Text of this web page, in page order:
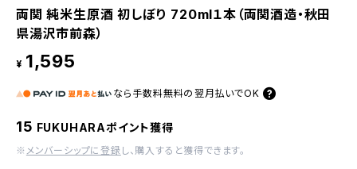
両関 純米生原酒 初しぼり 720ml１本（両関酒造・秋田
県湯沢市前森）
¥ 1,595
なら 手数料無料の 翌月払いでOK
15 FUKUHARAポイント獲得
※ メンバーシップに登録 し、購入すると獲得できます。